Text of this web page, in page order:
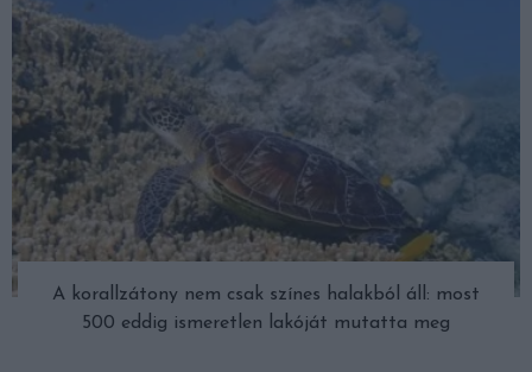
A korallzátony nem csak színes halakból áll: most
500 eddig ismeretlen lakóját mutatta meg